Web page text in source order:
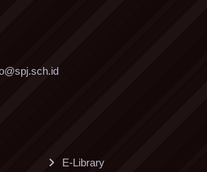
E-Library